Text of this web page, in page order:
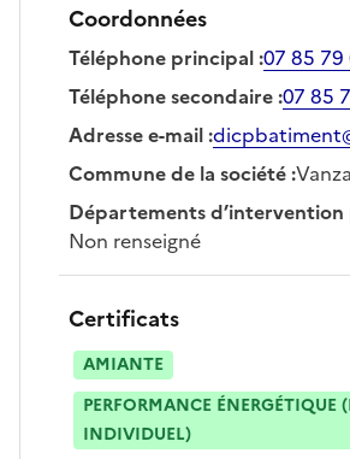
Coordonnées
Téléphone principal:07 85 79
Téléphone secondaire:07 85
Adresse e-mail:
Commune de la société:
Départements d’intervention
Non renseigné
Certificats
AMIANTE
PERFORMANCE ÉNERGÉTIQUE
INDIVIDUEL)